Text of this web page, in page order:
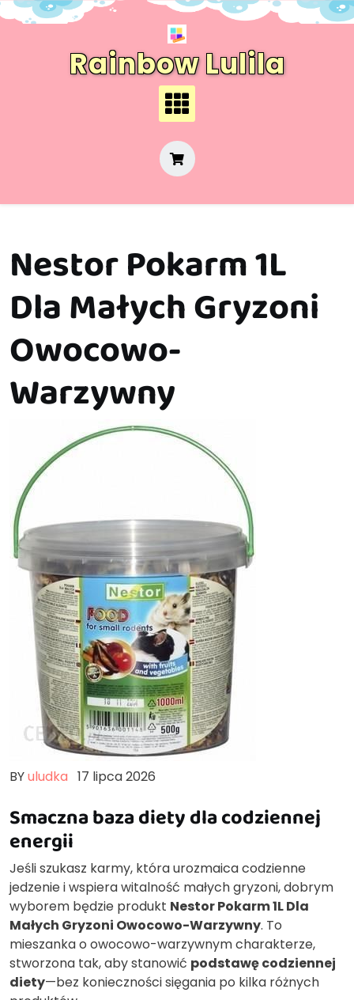
Skip
Rainbow Lulila
Nestor Pokarm 1L
Dla Małych Gryzoni
Owocowo-
Warzywny
BYuludka 17 lipca 2026
Smaczna baza diety dla codziennej
energii
Jeśli szukasz karmy, która urozmaica codzienne
jedzenie i wspiera witalność małych gryzoni, dobrym
wyborem będzie produkt Nestor Pokarm 1L Dla
Małych Gryzoni Owocowo-Warzywny. To
mieszanka o owocowo-warzywnym charakterze,
stworzona tak, aby stanowić podstawę codziennej
diety—bez konieczności sięgania po kilka różnych